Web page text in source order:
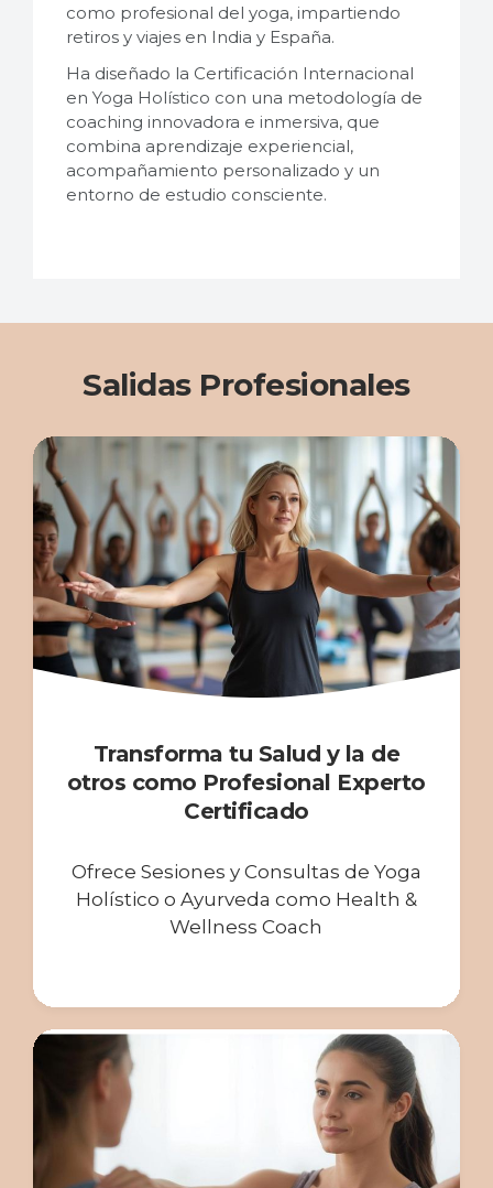
como profesional del yoga, impartiendo
retiros y viajes en India y España.
Ha diseñado la Certificación Internacional
en Yoga Holístico con una metodología de
coaching innovadora e inmersiva, que
combina aprendizaje experiencial,
acompañamiento personalizado y un
entorno de estudio consciente.
Salidas Profesionales
Transforma tu Salud y la de
otros como Profesional Experto
Certificado
Ofrece Sesiones y Consultas de Yoga
Holístico o Ayurveda como Health &
Wellness Coach